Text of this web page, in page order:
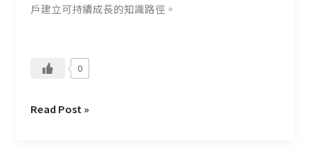
戶建立可持續成長的知識路徑。
0
Read Post »